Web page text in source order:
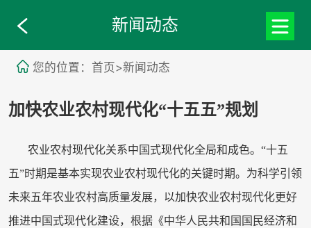
新闻动态
您的位置：首页>新闻动态
加快农业农村现代化“十五五”规划
农业农村现代化关系中国式现代化全局和成色。“十五
五”时期是基本实现农业农村现代化的关键时期。为科学引领
未来五年农业农村高质量发展，以加快农业农村现代化更好
推进中国式现代化建设，根据《中华人民共和国国民经济和